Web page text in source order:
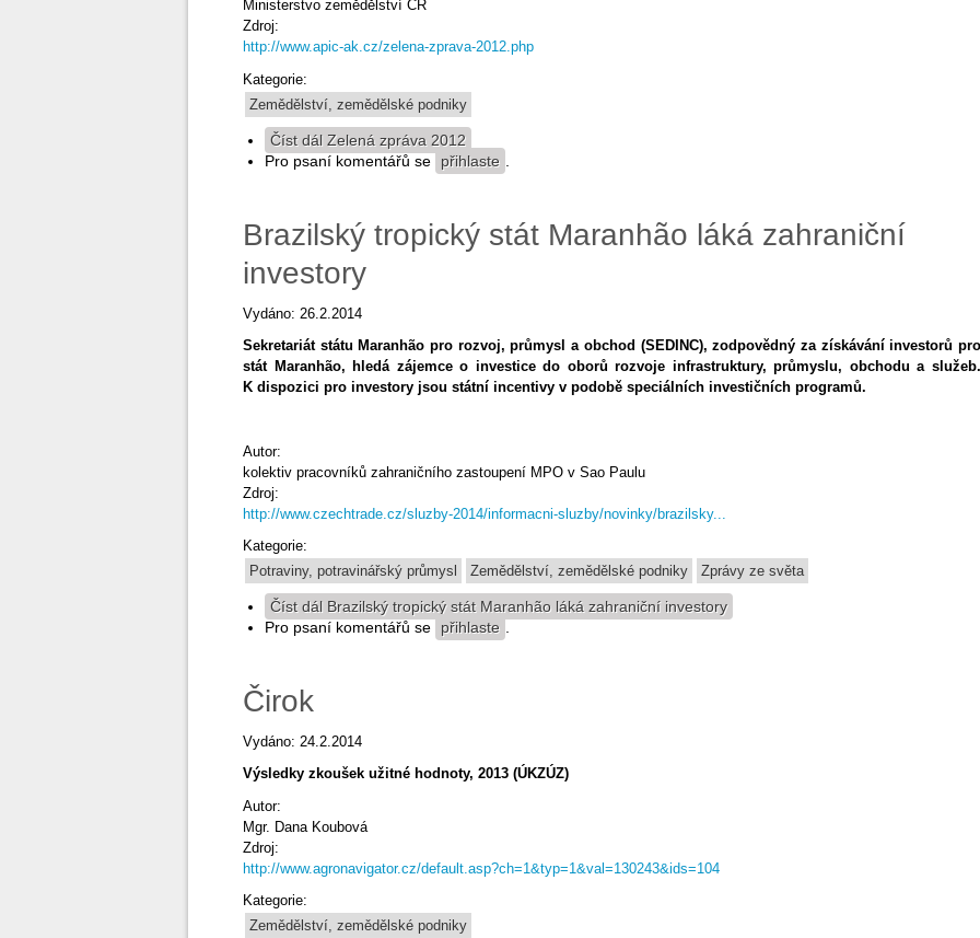
Ministerstvo zemědělství ČR
Zdroj:
http://www.apic-ak.cz/zelena-zprava-2012.php
Kategorie:
Zemědělství, zemědělské podniky
Číst dál Zelená zpráva 2012
Pro psaní komentářů se
přihlaste
Brazilský tropický stát Maranhão láká zahraniční
investory
Vydáno: 26.2.2014
Sekretariát státu Maranhão pro rozvoj, průmysl a obchod (SEDINC), zodpovědný za získávání investorů pro
stát Maranhão, hledá zájemce o investice do oborů rozvoje infrastruktury, průmyslu, obchodu a služeb.
K dispozici pro investory jsou státní incentivy v podobě speciálních investičních programů.
Autor:
kolektiv pracovníků zahraničního zastoupení MPO v Sao Paulu
Zdroj:
http://www.czechtrade.cz/sluzby-2014/informacni-sluzby/novinky/brazilsky...
Kategorie:
Potraviny, potravinářský průmysl
Zemědělství, zemědělské podniky Zprávy ze světa
Číst dál Brazilský tropický stát Maranhão láká zahraniční investory
Pro psaní komentářů se
přihlaste
Čirok
Vydáno: 24.2.2014
Výsledky zkoušek užitné hodnoty, 2013 (ÚKZÚZ)
Autor:
Mgr. Dana Koubová
Zdroj:
http://www.agronavigator.cz/default.asp?ch=1&typ=1&val=130243&ids=104
Kategorie:
Zemědělství, zemědělské podniky